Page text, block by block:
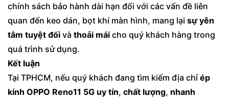
chính sách bảo hành dài hạn đối với các vấn đề liên
quan đến keo dán, bọt khí màn hình, mang lại sự yên
tâm tuyệt đối và thoải mái cho quý khách hàng trong
quá trình sử dụng.
Kết luận
Tại TPHCM, nếu quý khách đang tìm kiếm địa chỉ ép
kính OPPO Reno11 5G uy tín, chất lượng, nhanh